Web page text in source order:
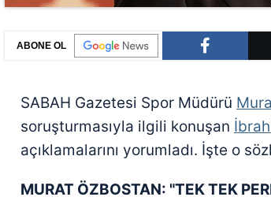
ABONE OL
SABAH Gazetesi Spor Müdürü
soruşturmasıyla ilgili konuşan
açıklamalarını yorumladı. İşte o
MURAT ÖZBOSTAN: "TEK TEK